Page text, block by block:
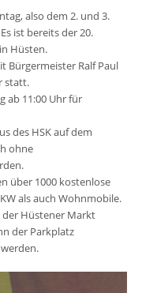
also dem 2. und 3.
ist bereits der 20.
Hüsten.
Bürgermeister Ralf Paul
statt.
ab 11:00 Uhr für
des HSK auf dem
ohne
über 1000 kostenlose
als auch Wohnmobile.
der Hüstener Markt
der Parkplatz